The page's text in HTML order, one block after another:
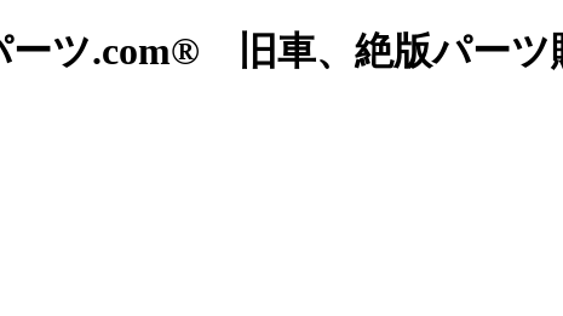
ツ.com® 旧車、絶版パーツ